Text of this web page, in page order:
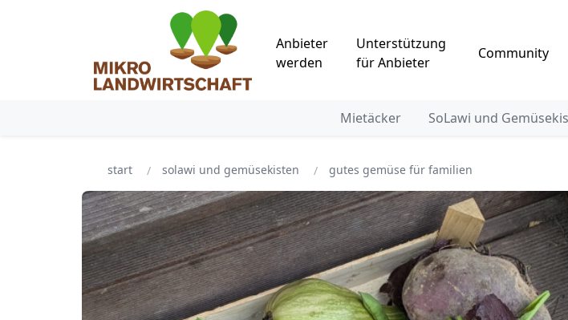
Anbieter
werden
Unterstützung
für Anbieter
Community
Mietäcker SoLawi und
start solawi und gemüsekisten gutes gemüse für familien